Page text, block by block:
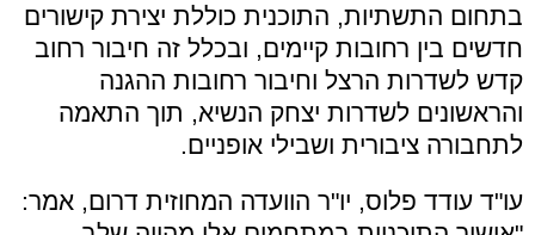
בתחום התשתיות, התוכנית כוללת יצירת קישורים
חדשים בין רחובות קיימים, ובכלל זה חיבור רחוב
קדש לשדרות הרצל וחיבור רחובות ההגנה
והראשונים לשדרות יצחק הנשיא, תוך התאמה
לתחבורה ציבורית ושבילי אופניים.
עו"ד עודד פלוס, יו"ר הוועדה המחוזית דרום, אמר: